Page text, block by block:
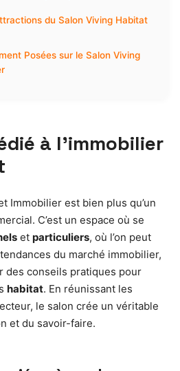
du Salon Viving Habitat
Posées sur le Salon Viving
à l’immobilier
Immobilier est bien plus qu’un
C’est un espace où se
et particuliers, où l’on peut
du marché immobilier,
des conseils pratiques pour
habitat. En réunissant les
le salon crée un véritable
et du savoir-faire.